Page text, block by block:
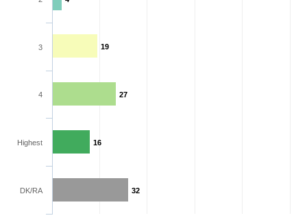
19
27
16
32
3
4
Highest
DK/RA